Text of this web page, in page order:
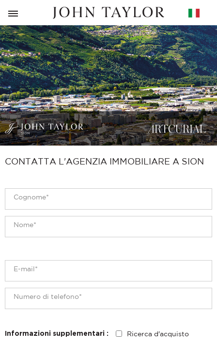
RITORNO
CONTATTA L'AGENZIA IMMOBILIARE A SION
Informazioni supplementari : Ricerca d'acquisto